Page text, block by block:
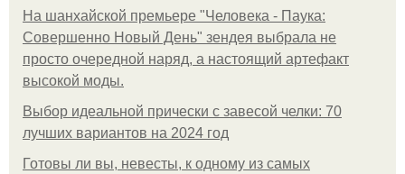
На шанхайской премьере "Человека - Паука:
Совершенно Новый День" зендея выбрала не
просто очередной наряд, а настоящий артефакт
высокой моды.
Выбор идеальной прически с завесой челки: 70
лучших вариантов на 2024 год
Готовы ли вы, невесты, к одному из самых